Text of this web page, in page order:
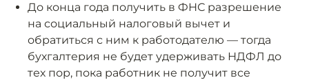
До конца года получить в ФНС разрешение
на социальный налоговый вычет и
обратиться с ним к работодателю — тогда
бухгалтерия не будет удерживать НДФЛ до
тех пор, пока работник не получит все